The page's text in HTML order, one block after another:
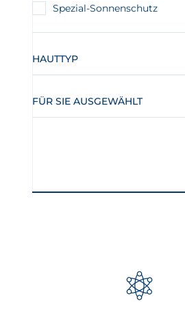
Spezial-Sonnenschutz
HAUTTYP
FÜR SIE AUSGEWÄHLT